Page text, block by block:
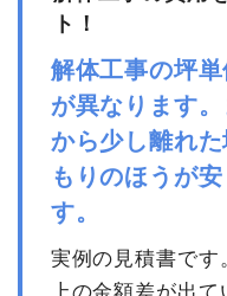
ト！
解体工事の坪
が異なります
から少し離れ
もりのほうが
す。
実例の見積書です
上の金額差が出て